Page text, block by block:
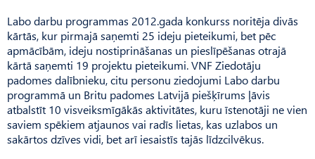
Labo darbu programmas 2012.gada konkurss noritēja divās
kārtās, kur pirmajā saņemti 25 ideju pieteikumi, bet pēc
apmācībām, ideju nostiprināšanas un pieslīpēšanas otrajā
kārtā saņemti 19 projektu pieteikumi. VNF Ziedotāju
padomes dalībnieku, citu personu ziedojumi Labo darbu
programmā un Britu padomes Latvijā piešķīrums ļāvis
atbalstīt 10 visveiksmīgākās aktivitātes, kuru īstenotāji ne vien
saviem spēkiem atjaunos vai radīs lietas, kas uzlabos un
sakārtos dzīves vidi, bet arī iesaistīs tajās līdzcilvēkus.